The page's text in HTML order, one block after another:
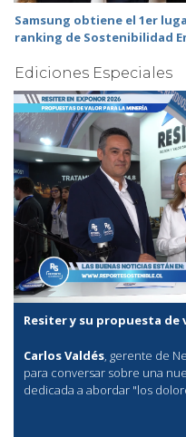
Samsung obtiene el 1er
ranking de Sostenibilidad
Ediciones Especiales
Resiter y su propuesta
Carlos Valdés, gerente de
para conversar sobre una
dedicada a abordar "los